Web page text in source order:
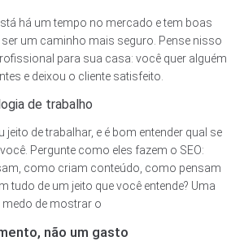
há um tempo no mercado e tem boas
um caminho mais seguro. Pense nisso
para sua casa: você quer alguém
e deixou o cliente satisfeito.
de trabalho
jeito de trabalhar, e é bom entender qual se
Pergunte como eles fazem o SEO:
como criam conteúdo, como pensam
tudo de um jeito que você entende? Uma
medo de mostrar o
não um gasto